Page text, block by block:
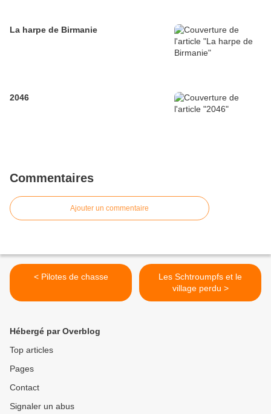
La harpe de Birmanie
2046
Commentaires
Ajouter un commentaire
< Pilotes de chasse
Les Schtroumpfs et le
village perdu >
Hébergé par Overblog
Top articles
Pages
Contact
Signaler un abus